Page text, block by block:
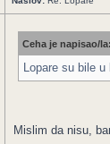
Ceha je napisao/la:
Lopare su bile
Mislim da nisu,